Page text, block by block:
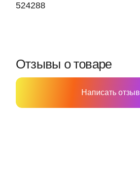
524288
Отзывы о товаре
Написать отзыв